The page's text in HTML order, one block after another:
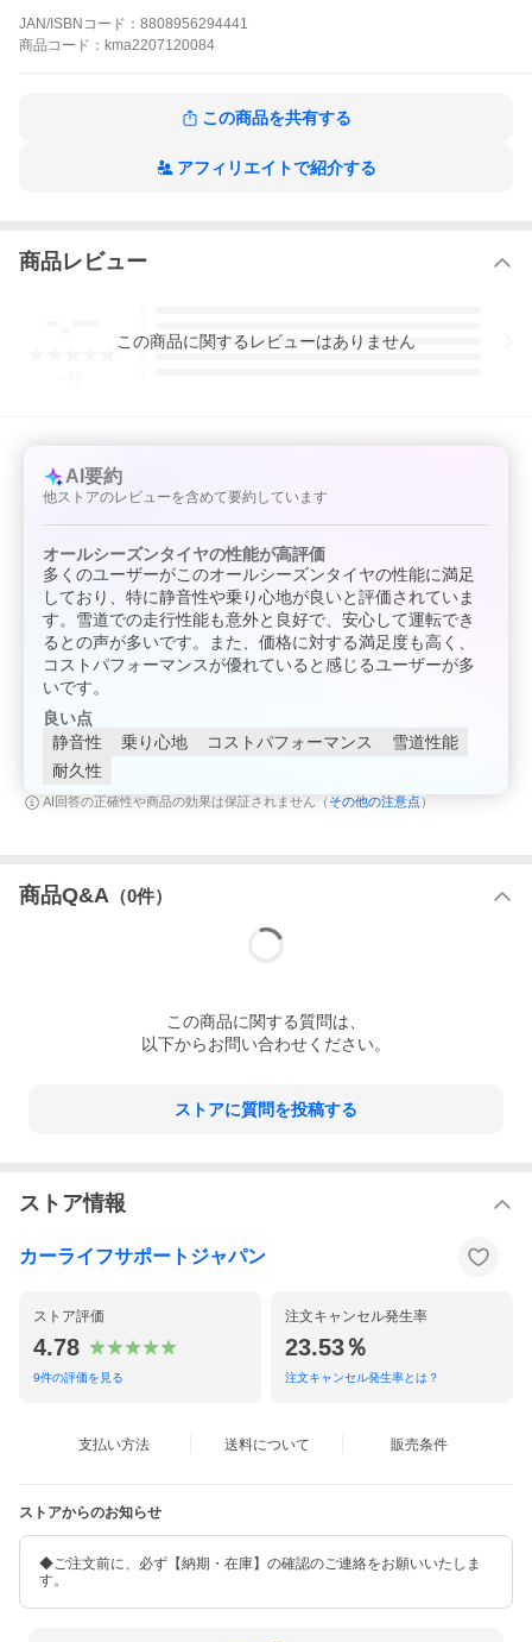
JAN/ISBNコード： 8808956294441
商品 コード： kma2207120084
この商品を共有する
アフィリエイトで紹介する
商品レビュー
3
この商品に関するレビューはありません
AI要約
他ストアのレビューを含めて要約しています
オールシーズンタイヤの性能が高評価
多くのユーザーがこのオールシーズンタイヤの性能に満足
しており、特に静音性や乗り心地が良いと評価されていま
す。雪道での走行性能も意外と良好で、安心して運転でき
るとの声が多いです。また、価格に対する満足度も高く、
コストパフォーマンスが優れていると感じるユーザーが多
いです。
良い点
静音性
乗り心地 コストパフォーマンス
雪道性能
耐久性
AI回答の正確性や商品の効果は保証されません（ その他の注意点 ）
商品Q&A （0件）
この商品に関する質問は、
以下からお問い合わせください。
ストアに質問を投稿する
ストア情報
カーライフサポートジャパン
ストア評価
4.78
9件の評価を見る
注文キャンセル発生率
23.53％
注文キャンセル発生率とは？
支払い方法 送料について 販売条件
ストアからのお知らせ
◆ご注文前に、必ず【納期・在庫】の確認のご連絡をお願いいたしま
す。